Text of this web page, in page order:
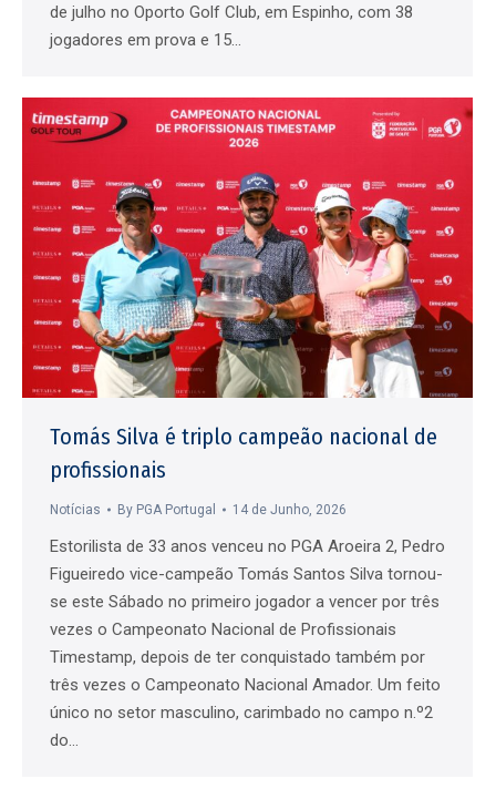
de julho no Oporto Golf Club, em Espinho, com 38
jogadores em prova e 15…
Tomás Silva é triplo campeão nacional de
profissionais
Notícias By PGA Portugal 14 de Junho, 2026
Estorilista de 33 anos venceu no PGA Aroeira 2, Pedro
Figueiredo vice-campeão Tomás Santos Silva tornou-
se este Sábado no primeiro jogador a vencer por três
vezes o Campeonato Nacional de Profissionais
Timestamp, depois de ter conquistado também por
três vezes o Campeonato Nacional Amador. Um feito
único no setor masculino, carimbado no campo n.º2
do…